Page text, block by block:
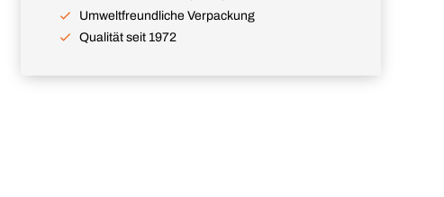
Umweltfreundliche Verpackung
Qualität seit 1972